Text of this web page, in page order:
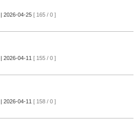
| 2026-04-25 [ 165 / 0 ]
| 2026-04-11 [ 155 / 0 ]
| 2026-04-11 [ 158 / 0 ]